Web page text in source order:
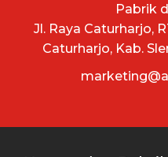
Pabrik
Jl. Raya Caturharjo,
Caturharjo, Kab.